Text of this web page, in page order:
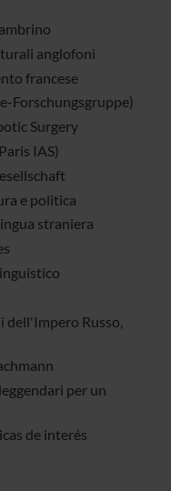
anglofoni
francese
Forschungsgruppe)
Surgery
IAS)
e politica
straniera
dell'Impero Russo,
per un
de interés